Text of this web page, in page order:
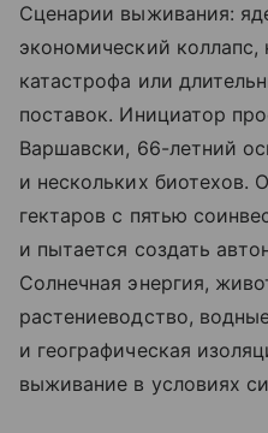
Сценарии выживания:
экономический коллапс,
катастрофа или
поставок. Инициатор
Варшавски, 66-летний
и нескольких биотехов.
гектаров с пятью
и пытается создать
Солнечная энергия,
растениеводство,
и географическая
выживание в условиях